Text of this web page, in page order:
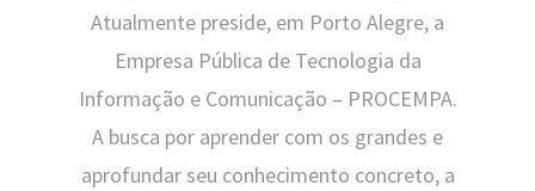
Atualmente preside, em Porto Alegre, a
Empresa Pública de Tecnologia da
Informação e Comunicação – PROCEMPA.
A busca por aprender com os grandes e
aprofundar seu conhecimento concreto, a